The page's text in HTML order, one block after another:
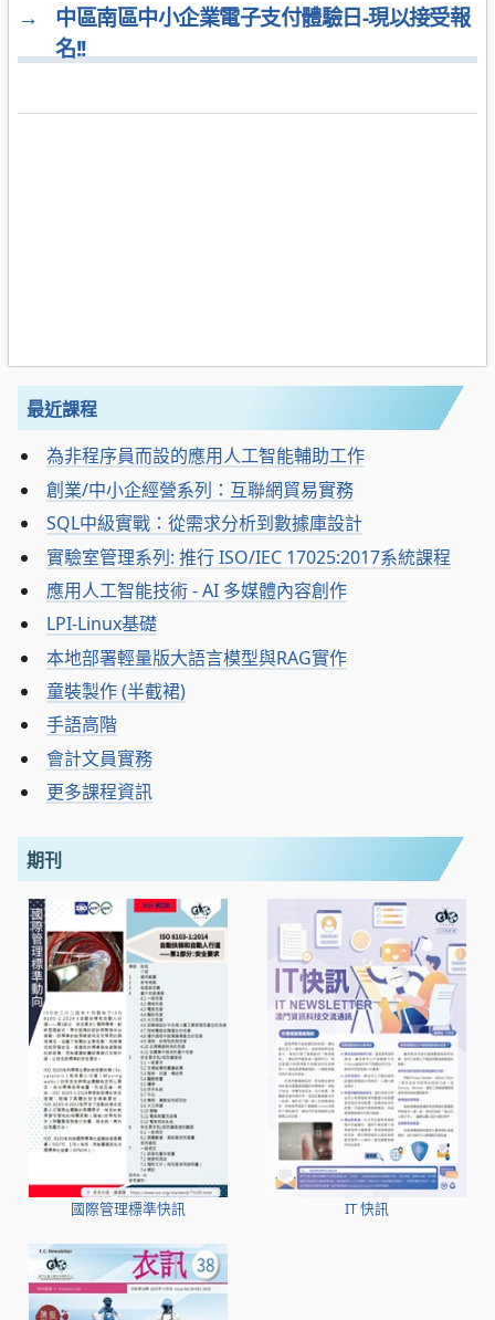
→
中區南區中小企業電子支付體驗日-現以接受報
名!!
最近課程
為非程序員而設的應用人工智能輔助工作
創業/中小企經營系列：互聯網貿易實務
SQL中級實戰：從需求分析到數據庫設計
實驗室管理系列: 推行 ISO/IEC 17025:2017系統課程
應用人工智能技術 - AI 多媒體內容創作
LPI-Linux基礎
本地部署輕量版大語言模型與RAG實作
童裝製作 (半截裙)
手語高階
會計文員實務
更多課程資訊
期刊
國際管理標準快訊 IT 快訊